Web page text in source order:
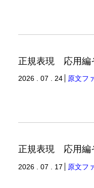
2026 . 07 . 24 原文フ
正規表現 応用
2026 . 07 . 17 原文フ